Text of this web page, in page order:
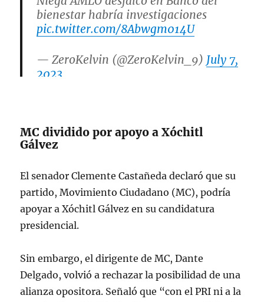
bienestar habría investigaciones
pic.twitter.com/8Abwgm014U
— ZeroKelvin (@ZeroKelvin_9) July 7,
2023
MC dividido por apoyo a Xóchitl
Gálvez
El senador Clemente Castañeda declaró que su
partido, Movimiento Ciudadano (MC), podría
apoyar a Xóchitl Gálvez en su candidatura
presidencial.
Sin embargo, el dirigente de MC, Dante
Delgado, volvió a rechazar la posibilidad de una
alianza opositora. Señaló que “con el PRI ni a la